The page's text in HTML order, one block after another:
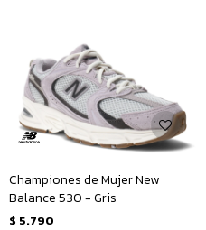
Championes de Mujer New
Balance 530 - Gris
$ 5.790